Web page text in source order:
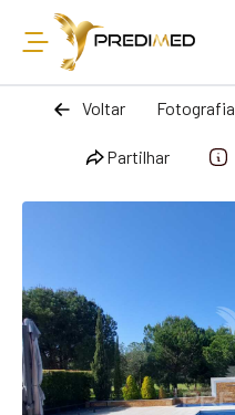
Voltar Fotografia
Partilhar